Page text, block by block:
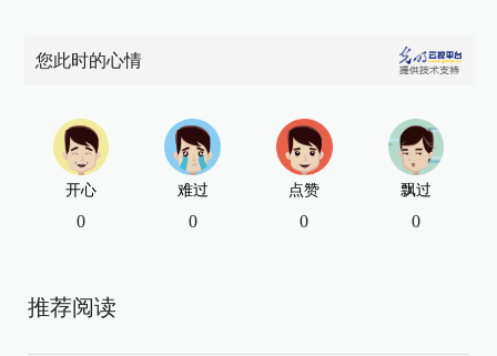
您此时的心情
开心
0
难过
0
点赞
0
飘过
0
推荐阅读